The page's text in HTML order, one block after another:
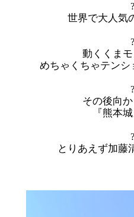
?
世界で大人気
?
動くくま
めちゃくちゃテンシ
?
その後向か
『熊本
?
とりあえず加藤